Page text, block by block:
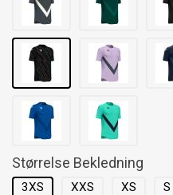
Størrelse Bekledning
3XS XXS XS S